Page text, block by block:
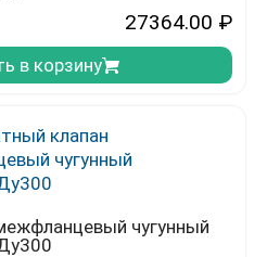
27364.00 ₽
в корзину
чугунный